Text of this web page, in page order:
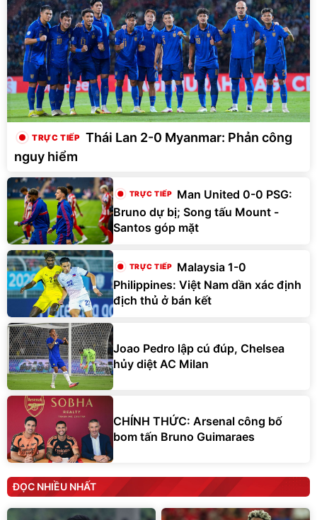
Thái Lan 2-0 Myanmar: Phản công
nguy hiểm
Man United 0-0 PSG:
Bruno dự bị; Song tấu Mount -
Santos góp mặt
Malaysia 1-0
Philippines: Việt Nam dần xác định
địch thủ ở bán kết
Joao Pedro lập cú đúp, Chelsea
hủy diệt AC Milan
CHÍNH THỨC: Arsenal công bố
bom tấn Bruno Guimaraes
ĐỌC NHIỀU NHẤT